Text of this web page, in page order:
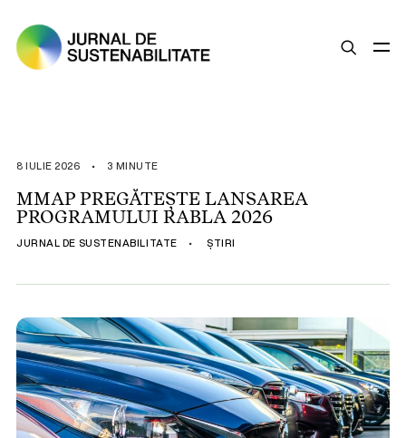
ȘTIRI
OPINII
ESG
LEGISLAȚIE
BUNE PRACTICI
8 IULIE 2026 • 3 MINUTE
MMAP PREGĂTEȘTE LANSAREA
PROGRAMULUI RABLA 2026
JURNAL DE SUSTENABILITATE • ȘTIRI